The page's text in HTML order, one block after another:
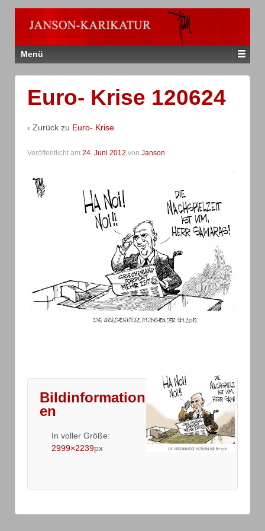
Menü
Euro- Krise 120624
‹ Zurück zu Euro- Krise
Veröffentlicht am 24. Juni 2012 von Janson
Bildinformation
en
In voller Größe:
2999×2239px